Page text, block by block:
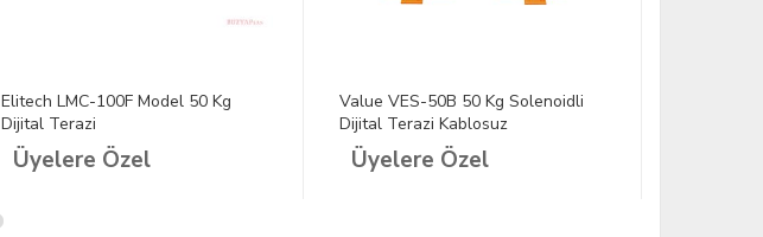
Elitech LMC-100F Model 50 Kg
Dijital Terazi
Üyelere Özel
Value VES-50B 50 Kg Solenoidli
Dijital Terazi Kablosuz
Üyelere Özel